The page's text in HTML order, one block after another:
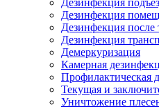
Дезинфекция
Дезинфекция
Дезинфекция после
Дезинфекция
Демеркуризация
Камерная
Профилактическая
Текущая и
Уничтожение